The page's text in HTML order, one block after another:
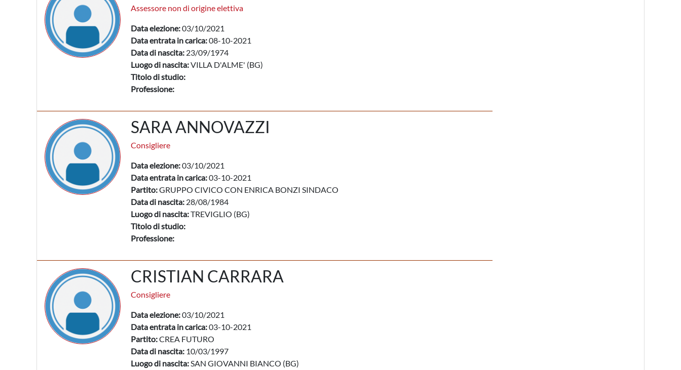
Assessore non di origine elettiva
Data elezione:03/10/2021
Data entrata in carica:08-10-2021
Data di nascita: 23/09/1974
Luogo di nascita:VILLA D'ALME' (BG)
Titolo di studio:
Professione:
SARA ANNOVAZZI
Consigliere
Data elezione:03/10/2021
Data entrata in carica:03-10-2021
Partito:GRUPPO CIVICO CON ENRICA BONZI SINDACO
Data di nascita: 28/08/1984
Luogo di nascita:TREVIGLIO (BG)
Titolo di studio:
Professione:
CRISTIAN CARRARA
Consigliere
Data elezione:03/10/2021
Data entrata in carica:03-10-2021
Partito:CREA FUTURO
Data di nascita: 10/03/1997
Luogo di nascita:SAN GIOVANNI BIANCO (BG)